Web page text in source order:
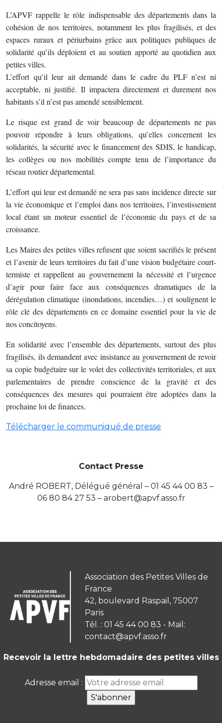
L’APVF rappelle le rôle indispensable des départements dans la
cohésion de nos territoires, notamment les plus fragilisés, et des
espaces ruraux et périurbains grâce aux politiques publiques de
solidarité qu’ils déploient et au soutien apporté au quotidien aux
petites villes.
L’effort qu’il leur ait demandé dans le cadre du PLF n’est ni
acceptable, ni justifié. Il impactera directement et durement nos
habitants s’il n’est pas amendé sensiblement.
Le risque est grand de voir beaucoup de départements ne pas
pouvoir répondre à leurs obligations, qu’elles concernent les
solidarités, la sécurité avec le financement des SDIS, le handicap,
les collèges ou nos mobilités compte tenu de l’importance du
réseau routier départemental.
L’effort qui leur est demandé ne sera pas sans incidence directe sur
la vie économique et l’emploi dans nos territoires, l’investissement
local étant un moteur essentiel de l’économie du pays et de sa
croissance.
Les Maires des petites villes refusent que soient sacrifiés le présent
et l’avenir de leurs territoires du fait d’une vision budgétaire court-
termiste et rappellent au gouvernement la nécessité et l’urgence
d’agir pour faire face aux conséquences dramatiques de la
dérégulation climatique (inondations, incendies…) et soulignent le
rôle clé des départements en ce domaine essentiel pour la vie de
nos concitoyens.
En solidarité avec l’ensemble des départements, surtout des plus
fragilisés, ils demandent avec insistance au gouvernement de revoir
sa copie budgétaire sur le volet des collectivités territoriales, et aux
parlementaires de prendre conscience de la gravité et des
conséquences des mesures qui pourraient être adoptées dans la
prochaine loi de finances.
Télécharger le communiqué de presse
Contact Presse
André ROBERT, Délégué général – 01 45 44 00 83 –
06 80 84 27 53 – arobert@apvf.asso.fr
Association des Petites Villes de
France
42, boulevard Raspail, 75007
Paris
Tél. : 01 45 44 00 83 - Mail:
contact@apvf.asso.fr
Recevoir la lettre hebdomadaire des petites villes
Adresse email :